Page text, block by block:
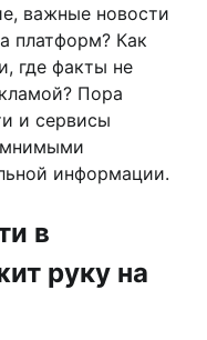
важные новости
платформ? Как
где факты не
Пора
и сервисы
мнимыми
информации.
в
руку на